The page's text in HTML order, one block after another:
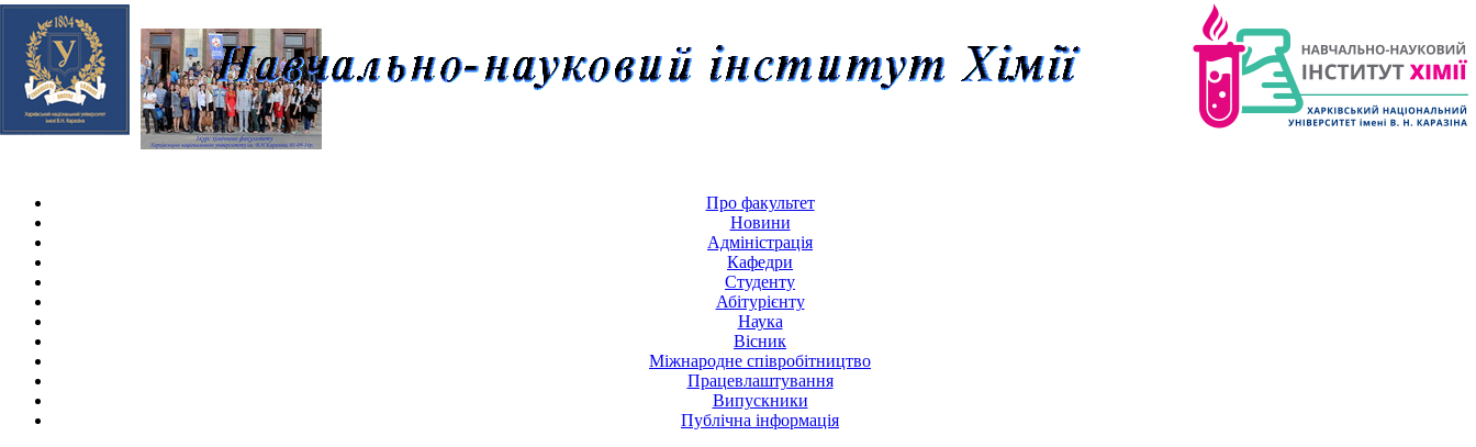
Skip navigation
Про факультет
Новини
Адміністрація
Кафедри
Студенту
Абітурієнту
Наука
Вісник
Міжнародне співробітництво
Працевлаштування
Випускники
Публічна інформація